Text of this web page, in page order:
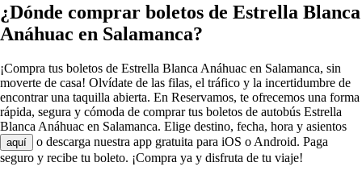
¿Dónde comprar boletos de Estrella Blanca
Anáhuac en Salamanca?
¡Compra tus boletos de Estrella Blanca Anáhuac en Salamanca, sin
moverte de casa! Olvídate de las filas, el tráfico y la incertidumbre de
encontrar una taquilla abierta. En Reservamos, te ofrecemos una forma
rápida, segura y cómoda de comprar tus boletos de autobús Estrella
Blanca Anáhuac en Salamanca. Elige destino, fecha, hora y asientos
aquí
o descarga nuestra app gratuita para iOS o Android. Paga
seguro y recibe tu boleto. ¡Compra ya y disfruta de tu viaje!